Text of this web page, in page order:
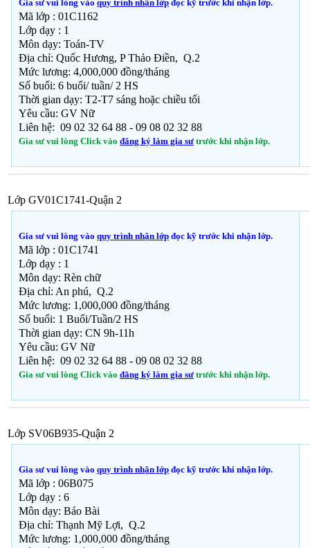
Gia sư vui lòng vào quy trình nhận lớp đọc kỹ trước khi nhận lớp.
Mã lớp : 01C1162
Lớp dạy : 1
Môn dạy: Toán-TV
Địa chỉ: Quốc Hương, P Thảo Điền, Q.2
Mức lương: 4,000,000 đồng/tháng
Số buổi: 6 buổi/ tuần/ 2 HS
Thời gian dạy: T2-T7 sáng hoặc chiều tối
Yêu cầu: GV Nữ
Liên hệ: 09 02 32 64 88 - 09 08 02 32 88
Gia sư vui lòng Click vào đăng ký làm gia sư trước khi nhận lớp.
Lớp GV01C1741-Quận 2
Gia sư vui lòng vào quy trình nhận lớp đọc kỹ trước khi nhận lớp.
Mã lớp : 01C1741
Lớp dạy : 1
Môn dạy: Rèn chữ
Địa chỉ: An phú, Q.2
Mức lương: 1,000,000 đồng/tháng
Số buổi: 1 Buổi/Tuần/2 HS
Thời gian dạy: CN 9h-11h
Yêu cầu: GV Nữ
Liên hệ: 09 02 32 64 88 - 09 08 02 32 88
Gia sư vui lòng Click vào đăng ký làm gia sư trước khi nhận lớp.
Lớp SV06B935-Quận 2
Gia sư vui lòng vào quy trình nhận lớp đọc kỹ trước khi nhận lớp.
Mã lớp : 06B075
Lớp dạy : 6
Môn dạy: Báo Bài
Địa chỉ: Thạnh Mỹ Lợi, Q.2
Mức lương: 1,000,000 đồng/tháng